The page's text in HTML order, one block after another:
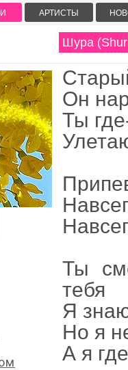
Шура
Он
Ты
Ты
тебя
Я
Но я
А я
АРТИСТЫ